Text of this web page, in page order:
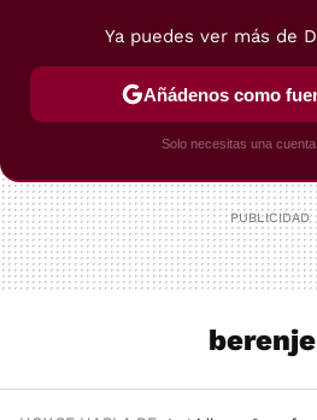
POSTRES VIAJES
Ya puedes ver más de
Añádenos como
Solo necesitas una